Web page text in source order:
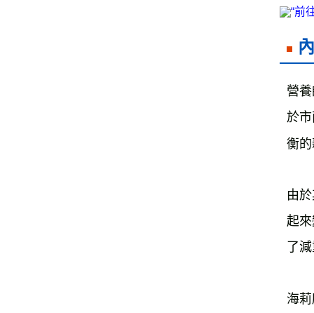
營
於
衡
由
起
了
海